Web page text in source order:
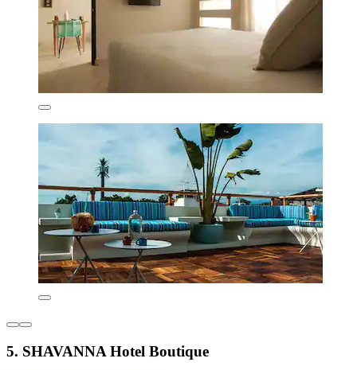
5. SHAVANNA Hotel Boutique